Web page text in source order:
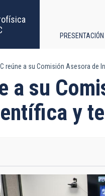
PRESENTACIÓN
reúne a su Comisión Asesora de
a su
y